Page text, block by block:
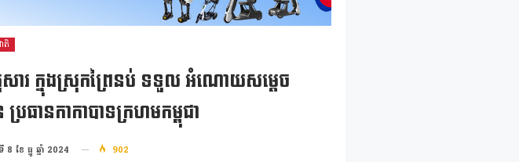
តិ
សារ ក្នុងស្រុកព្រៃនប់ ទទួល អំណោយសម្តេច
រធានកាកាបាទក្រហមកម្ពុជា
8 ខែ ធ្នូ ឆ្នាំ 2024 902